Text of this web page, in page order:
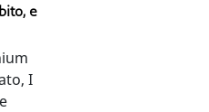
e
I